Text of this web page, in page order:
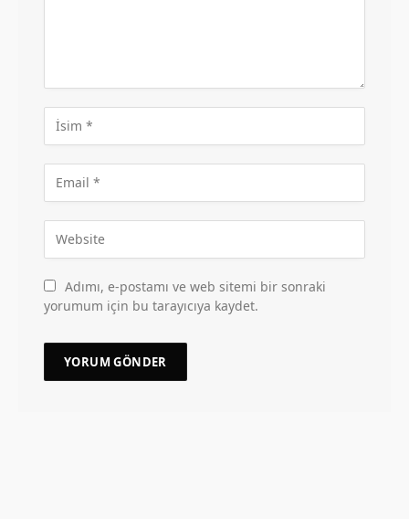
Adımı, e-postamı ve web sitemi bir sonraki
yorumum için bu tarayıcıya kaydet.